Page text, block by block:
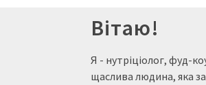
Вітаю!
Я - нутріціолог, фуд-
щаслива людина, яка